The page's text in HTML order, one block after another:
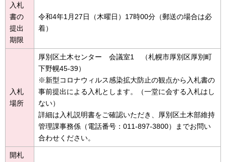
入札
書の
提出
期限
令和4年1月27日（木曜日）17時00分（郵送の場合は必
着）
入札
場所
厚別区土木センター 会議室1 （札幌市厚別区厚別町
下野幌45-39）
※新型コロナウィルス感染拡大防止の観点から入札書の
事前提出による入札とします。（一堂に会する入札はし
ない）
詳細は入札説明書をご確認いただき、厚別区土木部維持
管理課事務係（電話番号：011-897-3800）までお問い
合わせください。
開札